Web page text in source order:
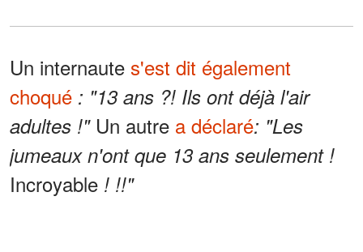
Un internaute s'est dit également
choqué : "13 ans ?! Ils ont déjà l'air
adultes !" Un autre a déclaré: "Les
jumeaux n'ont que 13 ans seulement !
Incroyable ! !!"